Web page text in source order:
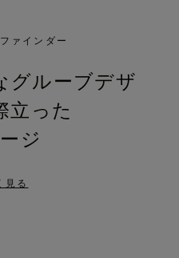
ァインダー
グルーブデザ
立った
ジ
見る